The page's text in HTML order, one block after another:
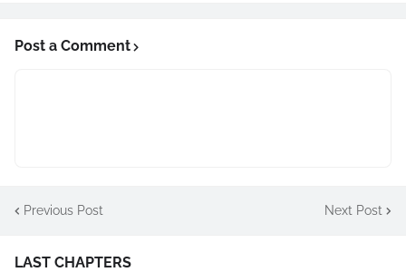
Post a Comment
Previous Post Next Post
LAST CHAPTERS